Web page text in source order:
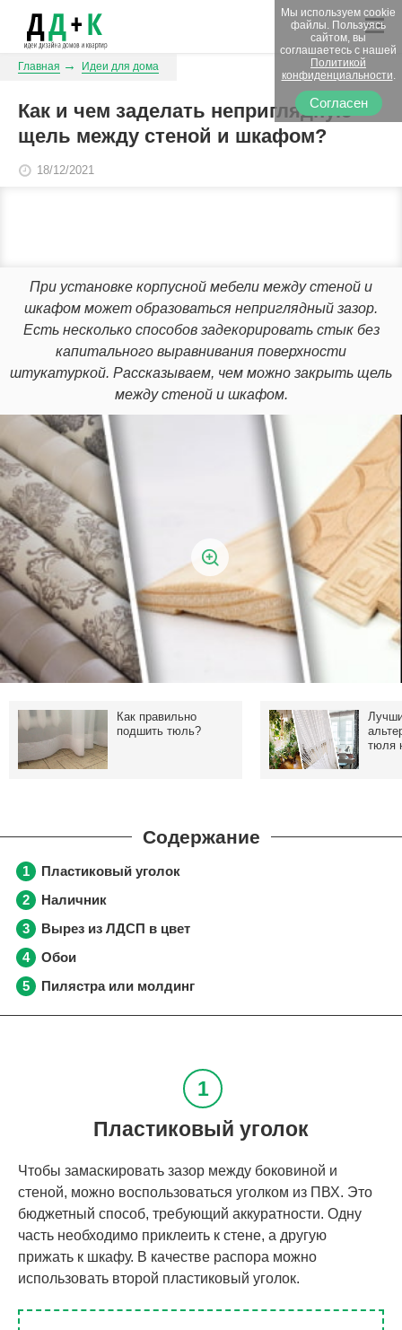
Главная Идеи для дома
Как и чем заделать неприглядную
щель между стеной и шкафом?
18/12/2021
При установке корпусной мебели между стеной и
шкафом может образоваться неприглядный зазор.
Есть несколько способов задекорировать стык без
капитального выравнивания поверхности
штукатуркой. Рассказываем, чем можно закрыть щель
между стеной и шкафом.
Как правильно
подшить тюль?
тюля
Пластиковый уголок
Наличник
Вырез из ЛДСП в цвет
Обои
Пилястра или молдинг
Пластиковый уголок
Чтобы замаскировать зазор между боковиной и
стеной, можно воспользоваться уголком из ПВХ. Это
бюджетный способ, требующий аккуратности. Одну
часть необходимо приклеить к стене, а другую
прижать к шкафу. В качестве распора можно
использовать второй пластиковый уголок.
Мы используем cookie
файлы. Пользуясь
сайтом, вы
соглашаетесь с нашей
Политикой
конфиденциальности.
Согласен